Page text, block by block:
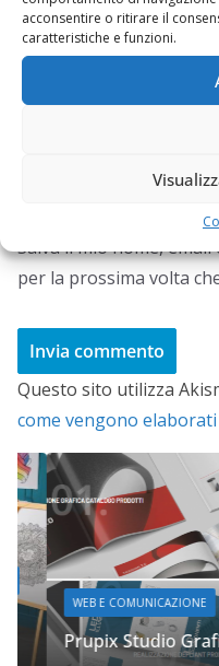
acconsentire o ritirare il
caratteristiche e funzioni.
Sito web
Salva il mio nome,
per la prossima volta
Questo sito utilizza
come vengono
WEB E COMUNICAZIONE
Prupix Studio Grafico